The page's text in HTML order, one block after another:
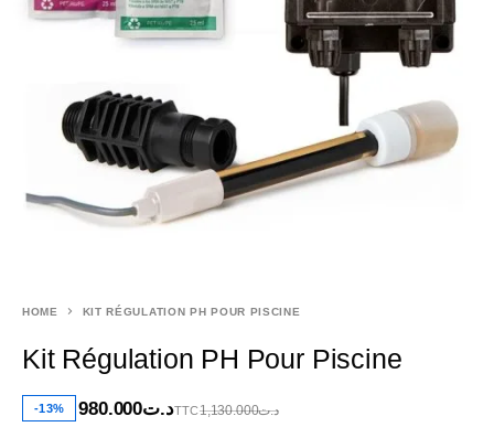
HOME KIT RÉGULATION PH POUR PISCINE
Kit Régulation PH Pour Piscine
-13% د.ت1,130.000 د.ت980.000 TTC